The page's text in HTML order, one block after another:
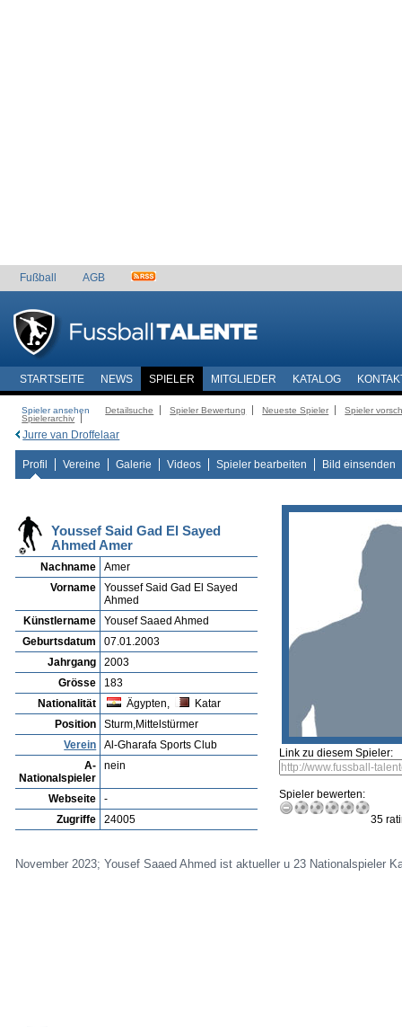
Fußball AGB
STARTSEITE NEWS SPIELER MITGLIEDER KATALOG
Spieler ansehen Detailsuche Spieler Bewertung Neueste Spieler
Spieler
Spielerarchiv
Jurre van Droffelaar
Profil Vereine Galerie Videos Spieler bearbeiten Bild einsenden
Youssef Said Gad El Sayed
Ahmed Amer
Nachname
Amer
Vorname
Youssef Said Gad El Sayed
Ahmed
Künstlername
Yousef Saaed Ahmed
Geburtsdatum
07.01.2003
Jahrgang
2003
Grösse
183
Nationalität
Ägypten,
Katar
Position
Sturm,Mittelstürmer
Verein
Al-Gharafa Sports Club
A-
Nationalspieler
nein
Webseite
-
Zugriffe
24005
Link zu diesem Spieler:
Spieler bewerten:
35
November 2023; Yousef Saaed Ahmed ist aktueller u 23 Nationalspieler